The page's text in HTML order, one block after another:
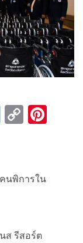
Tumblr
Copy
นพิการใน
ส รีสอร์ต